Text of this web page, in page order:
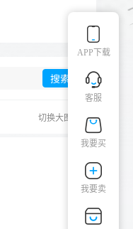
搜索
切换大图
APP下载
客服
我要买
我要卖